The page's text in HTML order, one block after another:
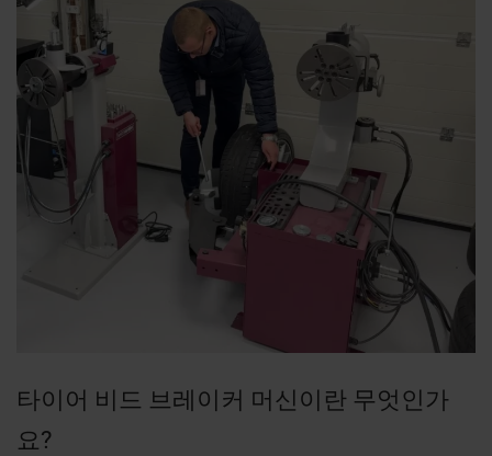
타이어 비드 브레이커 머신이란 무엇인가
요?